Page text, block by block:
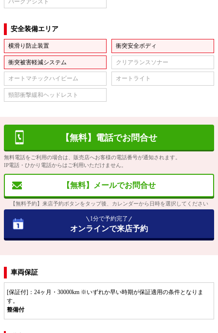
安全装備エリア
横滑り防止装置 衝突安全ボディ
衝突被害軽減システム クリアランスソナー
オートマチックハイビーム オートライト
頸部衝撃緩和ヘッドレスト
【無料】電話でお問合せ
無料電話をご利用の場合は、販売店へお客様の電話番号が通知されます。
IP電話・ひかり電話からはご利用いただけません。
【無料】メールでお問合せ
【無料予約】来店予約ボタンをタップ後、カレンダーから日時を選択してください
1分で予約完了
オンラインで来店予約
車両保証
[保証付]：24ヶ月・30000km ※いずれか早い時期が保証適用の条件となりま
す。
整備付